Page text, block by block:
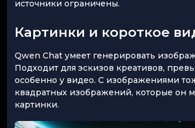
источники ограничены.
Картинки и короткое
Qwen Chat умеет генерировать
Подходит для эскизов креативов,
особенно у видео. С изображениями
квадратных изображений, которые он
картинки.